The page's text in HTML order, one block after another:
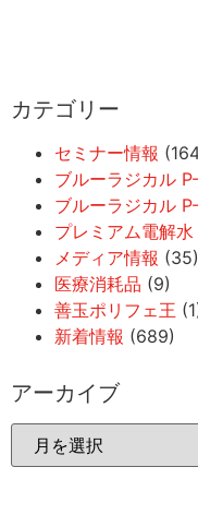
カテゴリー
セミナー情報
ブルーラジカル
ブルーラジカル
プレミアム電解水
メディア情報 (35)
医療消耗品 (9)
善玉ポリフェ王
新着情報 (689)
アーカイブ